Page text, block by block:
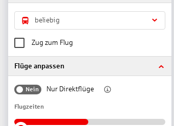
beliebig
Zug zum Flug
Flüge anpassen
Nein Nur Direktflüge
Flugzeiten